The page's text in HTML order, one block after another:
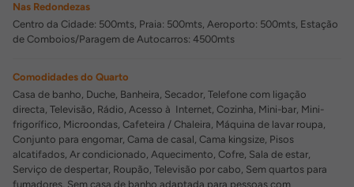
Nas Redondezas
Centro da Cidade: 500mts, Praia: 500mts, Aeroporto: 500mts, Estação
de Comboios/Paragem de Autocarros: 4500mts
Comodidades do Quarto
Casa de banho, Duche, Banheira, Secador, Telefone com ligação
directa, Televisão, Rádio, Acesso à Internet, Cozinha, Mini-bar, Mini-
frigorífico, Microondas, Cafeteira / Chaleira, Máquina de lavar roupa,
Conjunto para engomar, Cama de casal, Cama kingsize, Pisos
alcatifados, Ar condicionado, Aquecimento, Cofre, Sala de estar,
Serviço de despertar, Roupão, Televisão por cabo, Sem quartos para
fumadores, Sem casa de banho adaptada para pessoas com